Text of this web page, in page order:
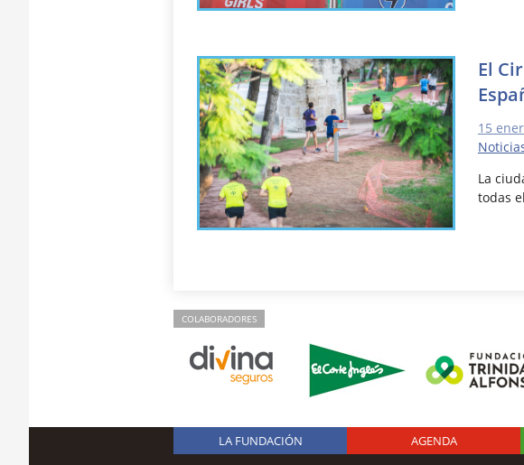
El
15
La
todas
COLABORADORES
Logo Fundación
LA FUNDACIÓN AGENDA